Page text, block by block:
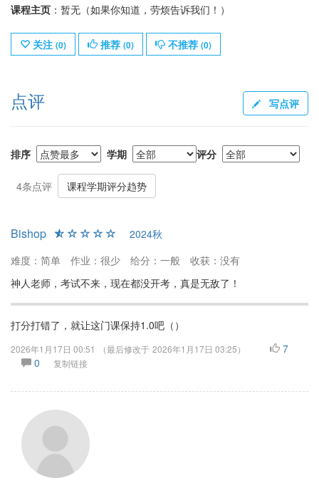
课程主页 ：暂无（如果你知道，劳烦告诉我们！）
关注 (0) 推荐 (0) 不推荐 (0)
点评 写点评
排序 学期 评分
4条点评 课程学期评分趋势
Bishop
2024秋
难度：简单
作业：很少 给分：一般
收获：没有
神人老师，考试不来，现在都没开考，真是无敌了！
打分打错了，就让这门课保持1.0吧（）
2026年1月17日 00:51 （最后修改于 2026年1月17日 03:25）
7
0
复制链接